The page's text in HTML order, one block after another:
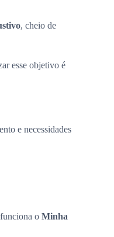
, cheio de
esse objetivo é
e necessidades
o Minha